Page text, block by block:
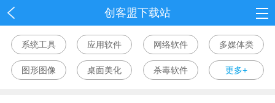
创客盟下载站
首页
网游
系统工具 应用软件 网络软件 多媒体类
图形图像 桌面美化 杀毒软件 更多+